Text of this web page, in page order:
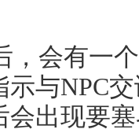
，会有一
与NPC
会出现要